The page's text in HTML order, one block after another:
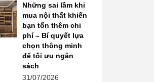
Những sai lầm khi
mua nội thất khiến
bạn tốn thêm chi
phí – Bí quyết lựa
chọn thông minh
để tối ưu ngân
sách
31/07/2026